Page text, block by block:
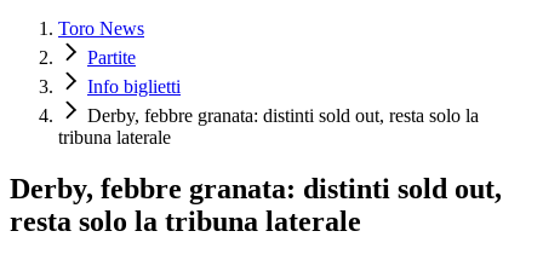
Toro News
Partite
Info biglietti
Derby, febbre granata: distinti sold out, resta solo la
tribuna laterale
Derby, febbre granata: distinti sold out,
resta solo la tribuna laterale